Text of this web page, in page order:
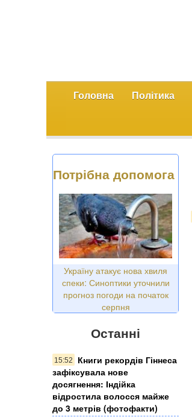
Головна Політика
Потрібна допомога
Україну атакує нова хвиля
спеки: Синоптики уточнили
прогноз погоди на початок
серпня
Останні
15:52
Книги рекордів Гіннеса
зафіксувала нове
досягнення: Індійка
відростила волосся майже
до 3 метрів (фотофакти)